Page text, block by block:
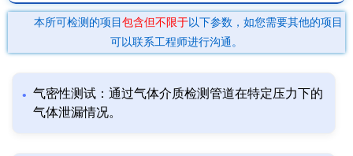
本所可检测的项目 包含但不限于以下参数，如您需要其他的项目
可以联系工程师进行沟通。
气密性测试：通过气体介质检测管道在特定压力下的
气体泄漏情况。